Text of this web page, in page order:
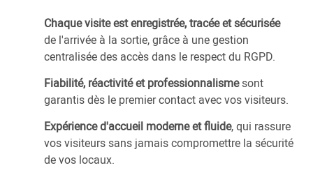
Chaque visite est enregistrée, tracée et sécurisée
de l'arrivée à la sortie, grâce à une gestion
centralisée des accès dans le respect du RGPD.
Fiabilité, réactivité et professionnalismesont
garantis dès le premier contact avec vos visiteurs.
Expérience d'accueil moderne et fluide, qui rassure
vos visiteurs sans jamais compromettre la sécurité
de vos locaux.